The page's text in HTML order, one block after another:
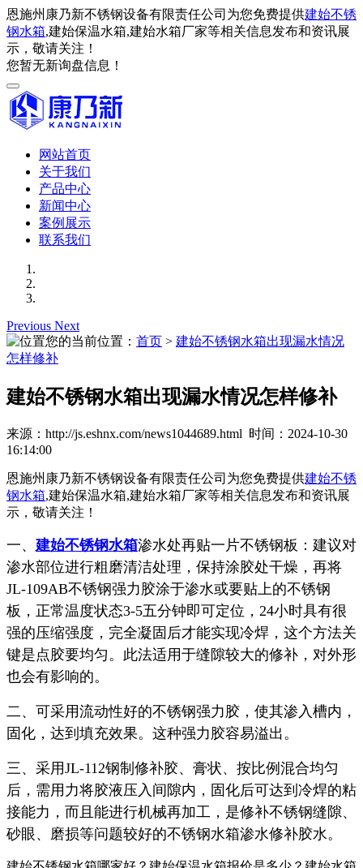
恩施州康乃新不锈钢设备有限责任公司为您免费提供建始不锈
钢水箱,建始保温水箱,建始水箱厂家等相关信息发布和资讯展
示，敬请关注！
您暂无新询盘信息！
网站首页
关于我们
产品中心
新闻中心
案例展示
联系我们
Previous Next
您的当前位置： 首页 > 建始不锈钢水箱出现漏水情况
怎样修补
建始不锈钢水箱出现漏水情况怎样修补
来源：http://js.eshnx.com/news1044689.html 时间：2024-10-30
16:14:00
恩施州康乃新不锈钢设备有限责任公司为您免费提供建始不锈
钢水箱,建始保温水箱,建始水箱厂家等相关信息发布和资讯展
示，敬请关注！
一、 建始不锈钢水箱渗水处再贴一片不锈钢板：建议对
渗水部位进行粗磨清洁处理，保持涂胶处干燥，再将
JL-109AB不锈钢强力胶涂于渗水或要贴上的不锈钢
板，正常温度状态3-5五分钟即可定位，24小时具有很
强的压缩强度，完全凝固后才能实现冷焊，这个方法关
键是点胶要均匀。此法适用于缝隙较大的修补，对外形
也会有影响的。
二、可采用流动性好的不锈钢强力胶，使其渗入槽内，
固化，达到填充效果。这种强力胶容易溢出。
三、采用JL-112钢制修补胶、膏状、按比例混合均匀
后，需用力将胶液压入间隙内，固化后可达到冷焊的粘
接能力，而且能进行机械再加工，是修补不锈钢缝隙、
砂眼、磨损等问题较好的不锈钢水箱渗水修补胶水。